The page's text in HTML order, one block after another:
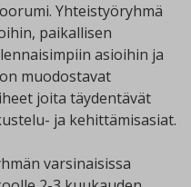
Yhteistyöryhmä
paikallisen
asioihin ja
muodostavat
joita täydentävät
ja kehittämisasiat.
varsinaisissa